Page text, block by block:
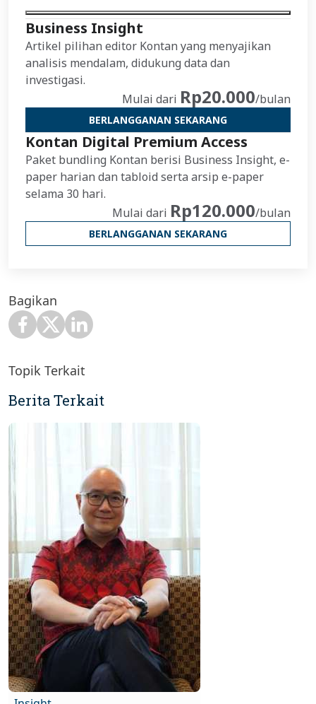
Business Insight
Artikel pilihan editor Kontan yang menyajikan
analisis mendalam, didukung data dan
investigasi.
Mulai dari Rp20.000/bulan
BERLANGGANAN SEKARANG
Kontan Digital Premium Access
Paket bundling Kontan berisi Business Insight, e-
paper harian dan tabloid serta arsip e-paper
selama 30 hari.
Mulai dari Rp120.000/bulan
BERLANGGANAN SEKARANG
Bagikan
Topik Terkait
Berita Terkait